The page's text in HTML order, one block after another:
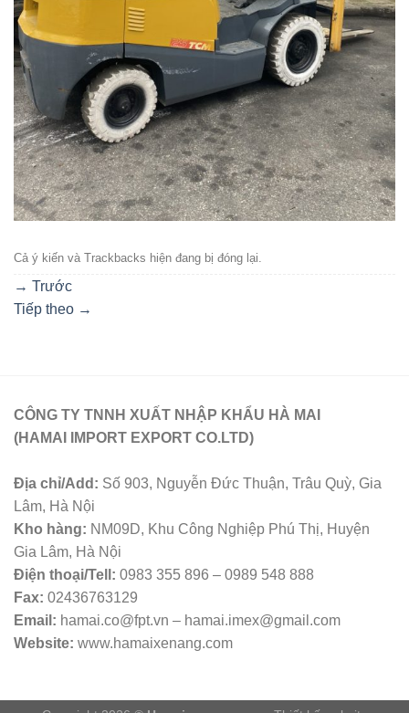
Cả ý kiến ​​và Trackbacks hiện đang bị đóng lại.
→ Trước
Tiếp theo →
CÔNG TY TNNH XUẤT NHẬP KHẨU HÀ MAI
(HAMAI IMPORT EXPORT CO.LTD)
Địa chỉ/Add: Số 903, Nguyễn Đức Thuận, Trâu Quỳ, Gia
Lâm, Hà Nội
Kho hàng: NM09D, Khu Công Nghiệp Phú Thị, Huyện
Gia Lâm, Hà Nội
Điện thoại/Tell: 0983 355 896 – 0989 548 888
Fax: 02436763129
Email: hamai.co@fpt.vn – hamai.imex@gmail.com
Website: www.hamaixenang.com